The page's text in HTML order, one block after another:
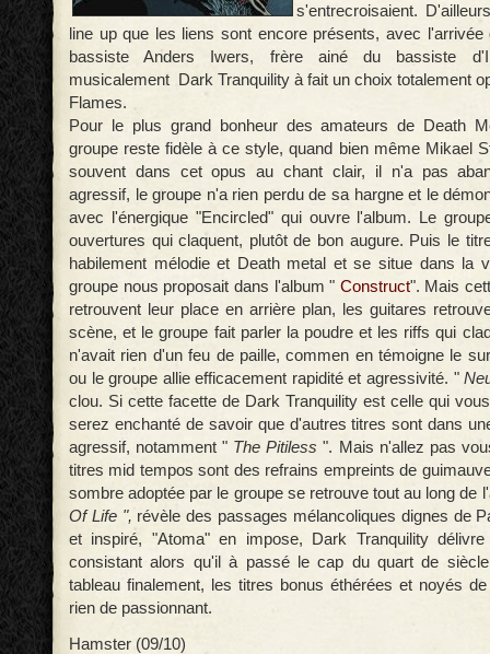
s'entrecroisaient.
line up que les liens sont encore présents, avec l'arrivée
bassiste Anders Iwers, frère ainé du bassiste
musicalement Dark Tranquility à fait un choix totalement
Flames.
Pour le plus grand bonheur des amateurs de Death
groupe reste fidèle à ce style, quand bien même Mikael
souvent dans cet opus au chant clair, il n'a pas
agressif, le groupe n'a rien perdu de sa hargne et le
avec l'énergique "Encircled" qui ouvre l'album. Le
ouvertures qui claquent, plutôt de bon augure. Puis le
habilement mélodie et Death metal et se situe dans la
groupe nous proposait dans l'album " Construct". Mais
retrouvent leur place en arrière plan, les guitares
scène, et le groupe fait parler la poudre et les riffs qui
n'avait rien d'un feu de paille, commen en témoigne le
ou le groupe allie efficacement rapidité et agressivité. "
clou. Si cette facette de Dark Tranquility est celle qui
serez enchanté de savoir que d'autres titres sont dans
agressif, notamment " The Pitiless ". Mais n'allez pas
titres mid tempos sont des refrains empreints de
sombre adoptée par le groupe se retrouve tout au long de
Of Life ", révèle des passages mélancoliques dignes de
et inspiré, "Atoma" en impose, Dark Tranquility
consistant alors qu'il à passé le cap du quart de
tableau finalement, les titres bonus éthérées et noyés
rien de passionnant.
Hamster (09/10)